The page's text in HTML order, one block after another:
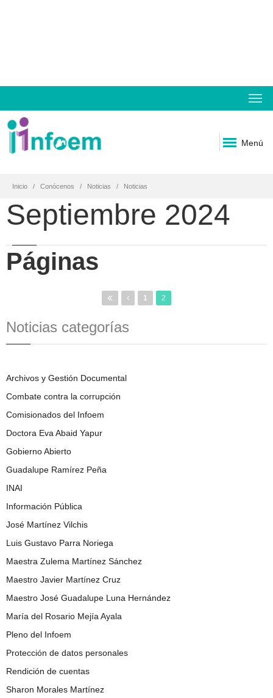
Menú
Inicio Conócenos Noticias Noticias
Septiembre 2024
Páginas
1 2
Noticias categorías
Archivos y Gestión Documental
Combate contra la corrupción
Comisionados del Infoem
Doctora Eva Abaid Yapur
Gobierno Abierto
Guadalupe Ramírez Peña
INAI
Información Pública
José Martínez Vilchis
Luis Gustavo Parra Noriega
Maestra Zulema Martínez Sánchez
Maestro Javier Martínez Cruz
Maestro José Guadalupe Luna Hernández
María del Rosario Mejía Ayala
Pleno del Infoem
Protección de datos personales
Rendición de cuentas
Sharon Morales Martínez